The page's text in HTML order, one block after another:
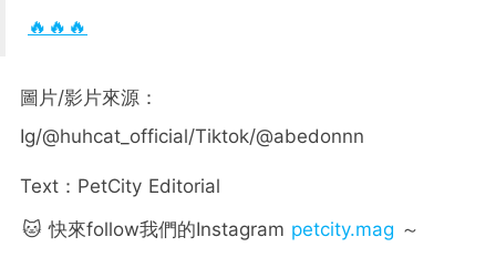
🔥🔥🔥
圖片/影片來源：
Ig/@huhcat_official/Tiktok/@abedonnn
Text：PetCity Editorial
🐱 快來follow我們的Instagram petcity.mag ～